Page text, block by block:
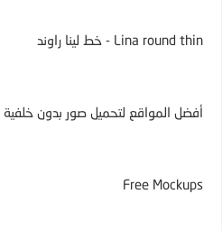
Lina round thin - خط لينا راوند
أفضل المواقع لتحميل صور بدون خلفية PNG
Free Mockups